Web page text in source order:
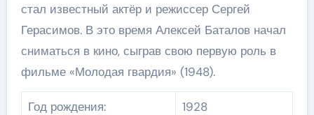
стал известный актёр и режиссер Сергей
Герасимов. В это время Алексей Баталов начал
сниматься в кино, сыграв свою первую роль в
фильме «Молодая гвардия» (1948).
Год рождения:
1928